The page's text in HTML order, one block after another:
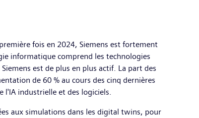
fois en 2024, Siemens est fortement
informatique comprend les technologies
est de plus en plus actif. La part des
de 60 % au cours des cinq dernières
l'IA industrielle et des logiciels.
aux simulations dans les digital twins, pour